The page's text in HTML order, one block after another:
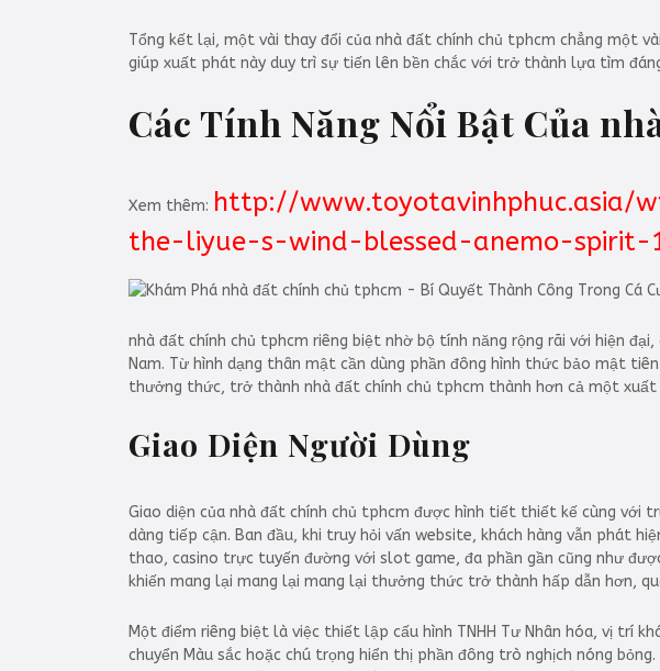
Tổng kết lại, một vài thay đổi của nhà đất chính chủ tphcm chẳng một
giúp xuất phát này duy trì sự tiến lên bền chắc với trở thành lựa tìm
Các Tính Năng Nổi Bật Của
Xem thêm: http://
the-liyue-s-wind-blessed-anemo-spirit-
nhà đất chính chủ tphcm riêng biệt nhờ bộ tính năng rộng rãi với hiện
Nam. Từ hình dạng thân mật cần dùng phần đông hình thức bảo mật
thưởng thức, trở thành nhà đất chính chủ tphcm thành hơn cả một
Giao Diện Người Dùng
Giao diện của nhà đất chính chủ tphcm được hình tiết thiết kế cùng với
dàng tiếp cận. Ban đầu, khi truy hỏi vấn website, khách hàng vẫn phát
thao, casino trực tuyến đường với slot game, đa phần gần cũng như
khiến mang lại mang lại mang lại thưởng thức trở thành hấp dẫn hơn,
Một điểm riêng biệt là việc thiết lập cấu hình TNHH Tư Nhân hóa, vị trí
chuyển Màu sắc hoặc chú trọng hiển thị phần đông trò nghịch nóng